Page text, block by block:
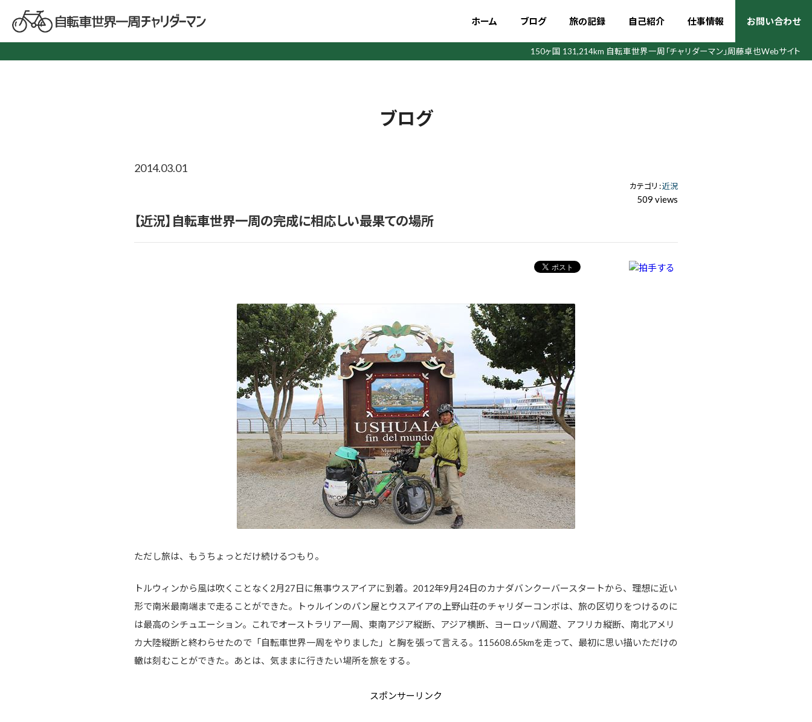
ホーム ブログ 旅の記録 自己紹介 仕事情報 お問い合わせ
150ヶ国 131,214km 自転車世界一周 「チャリダーマン」周藤卓也Webサイト
ブログ
2014.03.01
カテゴリ :近況
509 views
【近況】自転車世界一周の完成に相応しい最果ての場所
ただし旅は、もうちょっとだけ続けるつもり。
トルウィンから風は吹くことなく2月27日に無事ウスアイアに到着。2012年9月24日のカナダバンクーバースタートから、理想に近い
形で南米最南端まで走ることができた。トゥルインのパン屋とウスアイアの上野山荘のチャリダーコンボは、旅の区切りをつけるのに
は最高のシチュエーション。これでオーストラリア一周、東南アジア縦断、アジア横断、ヨーロッパ周遊、アフリカ縦断、南北アメリ
カ大陸縦断と終わらせたので「自転車世界一周をやりました」と胸を張って言える。115608.65kmを走って、最初に思い描いただけの
轍は刻むことができた。あとは、気ままに行きたい場所を旅をする。
スポンサーリンク